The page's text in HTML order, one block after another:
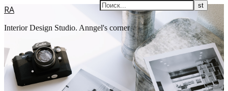
RA
Interior Design Studio. Anngel's corner